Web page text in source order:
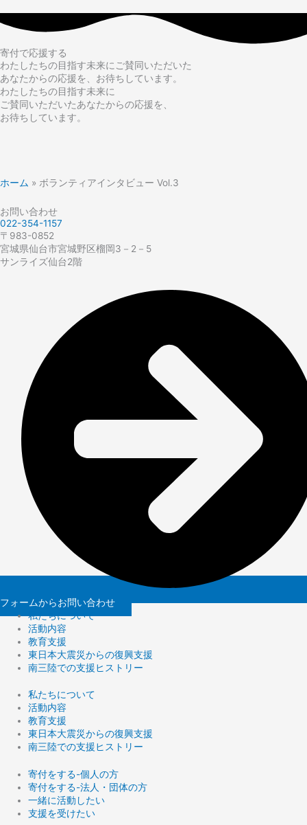
寄付で応援する
わたしたちの目指す未来にご賛同いただいた
あなたからの応援を、お待ちしています。
わたしたちの目指す未来に
ご賛同いただいたあなたからの応援を、
お待ちしています。
ホーム » ボランティアインタビュー Vol.3
お問い合わせ
022-354-1157
〒983-0852
宮城県仙台市宮城野区榴岡3－2－5
サンライズ仙台2階​
フォームからお問い合わせ
私たちについて
活動内容
教育支援
東日本大震災からの復興支援
南三陸での支援ヒストリー
私たちについて
活動内容
教育支援
東日本大震災からの復興支援
南三陸での支援ヒストリー
寄付をする-個人の方
寄付をする-法人・団体の方
一緒に活動したい
支援を受けたい